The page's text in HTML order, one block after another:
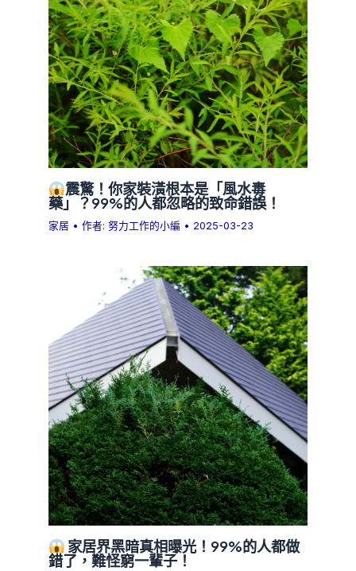
震驚！你家裝潢根本是「風水毒
藥」？99%的人都忽略的致命錯誤！
家居 • 作者:努力工作的小編 • 2025-03-23
家居界黑暗真相曝光！99%的人都做
錯了，難怪窮一輩子！